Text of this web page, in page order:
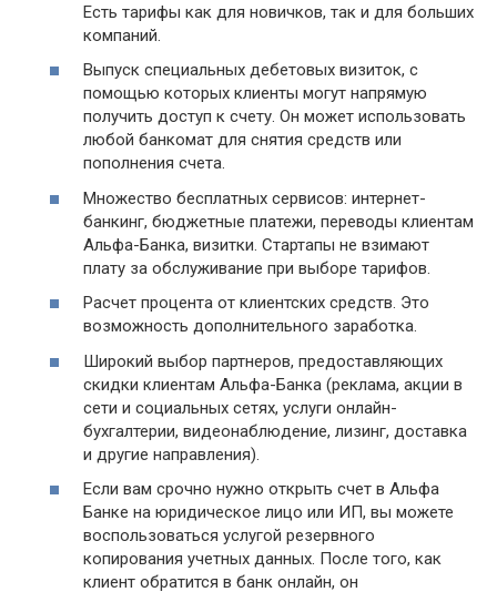
Есть тарифы как для новичков, так и для больших
компаний.
Выпуск специальных дебетовых визиток, с
помощью которых клиенты могут напрямую
получить доступ к счету. Он может использовать
любой банкомат для снятия средств или
пополнения счета.
Множество бесплатных сервисов: интернет-
банкинг, бюджетные платежи, переводы клиентам
Альфа-Банка, визитки. Стартапы не взимают
плату за обслуживание при выборе тарифов.
Расчет процента от клиентских средств. Это
возможность дополнительного заработка.
Широкий выбор партнеров, предоставляющих
скидки клиентам Альфа-Банка (реклама, акции в
сети и социальных сетях, услуги онлайн-
бухгалтерии, видеонаблюдение, лизинг, доставка
и другие направления).
Если вам срочно нужно открыть счет в Альфа
Банке на юридическое лицо или ИП, вы можете
воспользоваться услугой резервного
копирования учетных данных. После того, как
клиент обратится в банк онлайн, он